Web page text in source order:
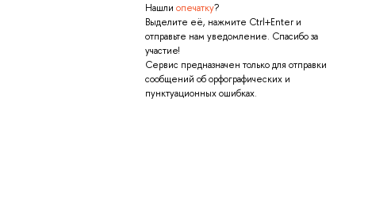
Нашли опечатку?
Выделите её, нажмите Ctrl+Enter и
отправьте нам уведомление. Спасибо за
участие!
Сервис предназначен только для отправки
сообщений об орфографических и
пунктуационных ошибках.